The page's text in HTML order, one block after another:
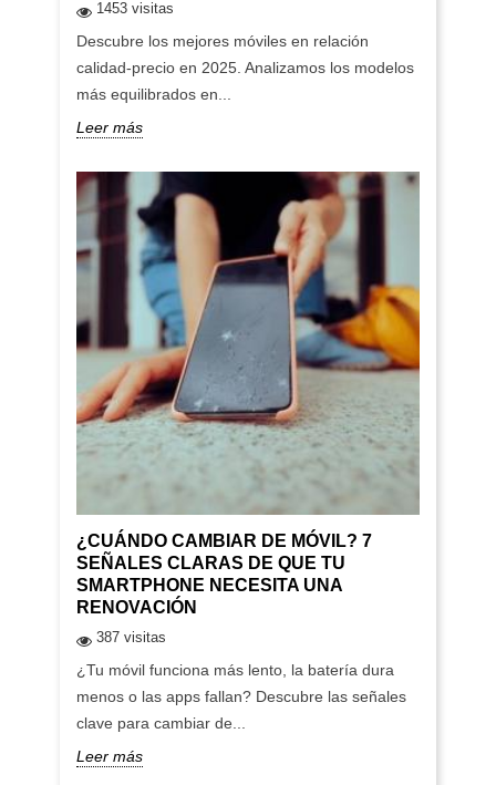
1453 visitas
Descubre los mejores móviles en relación
calidad-precio en 2025. Analizamos los modelos
más equilibrados en...
Leer más
¿CUÁNDO CAMBIAR DE MÓVIL? 7
SEÑALES CLARAS DE QUE TU
SMARTPHONE NECESITA UNA
RENOVACIÓN
387 visitas
¿Tu móvil funciona más lento, la batería dura
menos o las apps fallan? Descubre las señales
clave para cambiar de...
Leer más